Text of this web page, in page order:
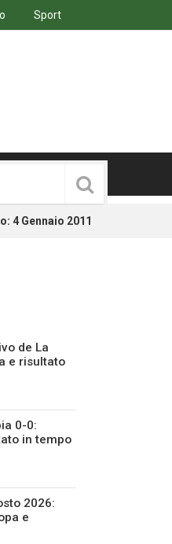
Sport
4 Gennaio 2011
de La
e risultato
0-0:
in tempo
2026:
e